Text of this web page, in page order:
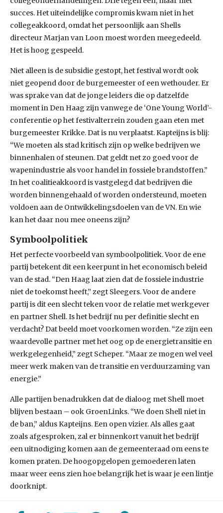
succes. Het uiteindelijke compromis kwam niet in het
collegeakkoord, omdat het persoonlijk aan Shells
directeur Marjan van Loon moest worden meegedeeld.
Het is hoog gespeeld.
Niet alleen is de subsidie gestopt, het festival wordt ook
niet geopend door de burgemeester of een wethouder. Er
was sprake van dat de jonge leiders die op datzelfde
moment in Den Haag zijn vanwege de ‘One Young World’-
conferentie op het festivalterrein zouden gaan eten met
burgemeester Krikke. Dat is nu verplaatst. Kapteijns is blij:
“We moeten als stad kritisch zijn op welke bedrijven we
binnenhalen of steunen. Dat geldt net zo goed voor de
wapenindustrie als voor handel in fossiele brandstoffen.”
In het coalitieakkoord is vastgelegd dat bedrijven die
worden binnengehaald of worden ondersteund, moeten
voldoen aan de Ontwikkelingsdoelen van de VN. En wie
kan het daar nou mee oneens zijn?
Symboolpolitiek
Het perfecte voorbeeld van symboolpolitiek. Voor de ene
partij betekent dit een keerpunt in het economisch beleid
van de stad. “Den Haag laat zien dat de fossiele industrie
niet de toekomst heeft,” zegt Sleegers. Voor de andere
partij is dit een slecht teken voor de relatie met werkgever
en partner Shell. Is het bedrijf nu per definitie slecht en
verdacht? Dat beeld moet voorkomen worden. “Ze zijn een
waardevolle partner met het oog op de energietransitie en
werkgelegenheid,” zegt Scheper. “Maar ze mogen wel veel
meer werk maken van de transitie en verduurzaming van
energie.”
Alle partijen benadrukken dat de dialoog met Shell moet
blijven bestaan – ook GroenLinks. “We doen Shell niet in
de ban,” aldus Kapteijns. Een open vizier. Als alles gaat
zoals afgesproken, zal er binnenkort vanuit het bedrijf
een uitnodiging komen aan de gemeenteraad om eens te
komen praten. De hoogopgelopen gemoederen laten
maar weer eens zien hoe belangrijk het is waar je een lintje
doorknipt.